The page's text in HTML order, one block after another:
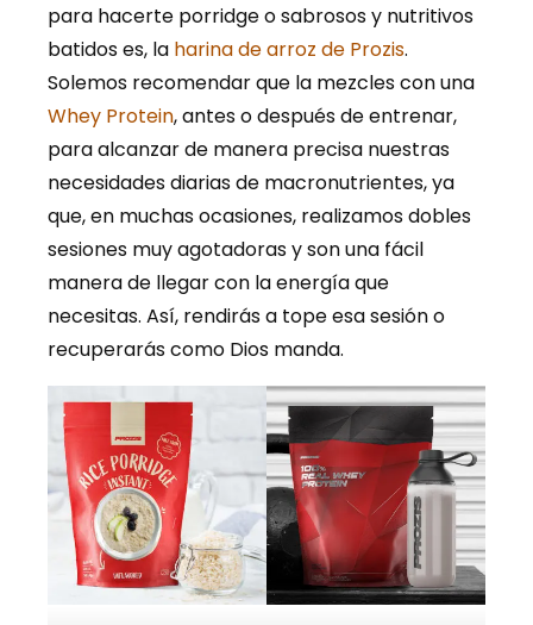
para hacerte porridge o sabrosos y nutritivos
batidos es, la harina de arroz de Prozis.
Solemos recomendar que la mezcles con una
Whey Protein, antes o después de entrenar,
para alcanzar de manera precisa nuestras
necesidades diarias de macronutrientes, ya
que, en muchas ocasiones, realizamos dobles
sesiones muy agotadoras y son una fácil
manera de llegar con la energía que
necesitas. Así, rendirás a tope esa sesión o
recuperarás como Dios manda.